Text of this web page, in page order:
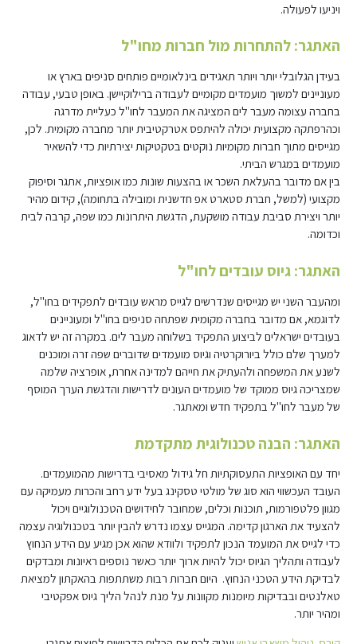
ויניעו לפעולה.
האתגר: להתחרות מול חברות מחו"ל
בעידן הגלובלי יותר ויותר תאגידים בינלאומיים פותחים סניפים בארץ או
מעוניינים למשוך מועמדים מקומיים לעבודה ברילוקיישן. באופן טבעי, עבודה
בחברה עצומה מעבר לים המציגה את המעבר לחו"ל כעליית מדרגה
וכהרפתקה מקצועית יכולה להיתפס אטרקטיבית יותר מחברה מקומית. לכן,
מגייסים מתוך חברות מקומיות נוקטים בטקטיקות יצירתיות כדי להשאיר
מועמדים במגרש הביתי.
בין אם מדובר בהעלאת השכר או בהצעות שונות כמו אופציות, אתגר וסיפוק
מקצועי (למשל, חברת סטארט אפ חדשנית ומובילה בתחומה), קידום מהיר
יותר ויצירת סביבת עבודה מושקעת, הדגשת היתרונות כמו שפה, קרבה לבית
וכדומה.
האתגר: גיוס עובדים לחו"ל
ומהעבר השני יש מגייסים שנדרשים לגייס מראש עובדים לתפקידים בחו"ל,
לדוגמא, אם מדובר בחברה מקומית שפתחה סניפים בחו"ל ומעוניינים
בעובדים ישראלים לביצוע התפקיד בשלוחה מעבר לים. במקרה זה יש לדאוג
למערך שלם כולל ביורוקרטיה וגיוס מועמדים שדוברים שפה זרה ומוכנים
לשנע את המשפחה ולהעתיק את חייהם למדינה אחרת, אופרציה שלמה
שמצריכה גיוס ממוקד של מועמדים העונים לדרישות והדגשת הערך המוסף
של מעבר לחו"ל בתפקיד חדש ומאתגר.
האתגר: הבנה טכנולוגית מתקדמת
יחד עם האופציות התעסוקתיות חל גידול מאסיבי בדרישות מהמועמדים.
העובד העכשווי הוא סוג של מולטי טסקינג בעל ידע רחב והכרות מעמיקה עם
מגוון פלטפורמות, תוכנות וכלים, שמחובר לחידושים הטכנולוגיים ויכול
להצעיד את הארגון קדימה. המגייס עצמו נדרש להבין יותר בטכנולוגיה עצמה
כדי לגייס את המועמד הנכון לתפקיד ולוודא שהוא אכן מגיע עם הידע הנחוץ
לעבודה ותהליך הגיוס יכול להיות ארוך יותר כאשר נוספים ראיונות ומבדקים
לבדיקת הידע הטכני הנחוץ. היום חברות רבות משתתפות בהאקתון למציאת
טאלנטים ובבדיקות מיומנות מקוונות על מנת לנהל הליך גיוס אפקטיבי
ומהיר יותר.